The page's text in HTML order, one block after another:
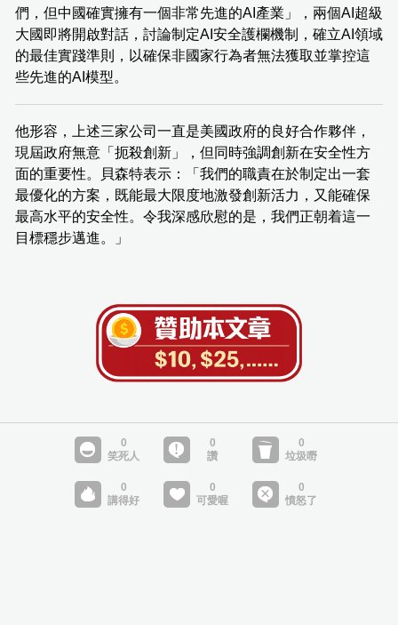
們，但中國確實擁有一個非常先進的AI產業」，兩個AI超級
大國即將開啟對話，討論制定AI安全護欄機制，確立AI領域
的最佳實踐準則，以確保非國家行為者無法獲取並掌控這
些先進的AI模型。
他形容，上述三家公司一直是美國政府的良好合作夥伴，
現屆政府無意「扼殺創新」，但同時強調創新在安全性方
面的重要性。貝森特表示：「我們的職責在於制定出一套
最優化的方案，既能最大限度地激發創新活力，又能確保
最高水平的安全性。令我深感欣慰的是，我們正朝着這一
目標穩步邁進。」